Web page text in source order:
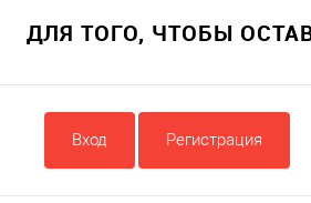
ДЛЯ ТОГО, ЧТОБЫ
Вход Регистрация